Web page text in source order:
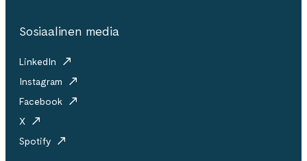
Sosiaalinen media
LinkedIn
Instagram
Facebook
X
Spotify